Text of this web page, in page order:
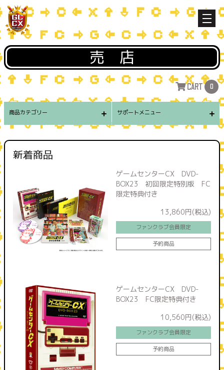
売店
CART 0
商品カテゴリー サポートメニュー
新着商品
ゲームセンターCX DVD-
BOX23 初回限定特別版 FC
限定特典付き
13,860円(税込)
ファンクラブ会員限定
予約商品
ゲームセンターCX DVD-
BOX23 FC限定特典付き
10,560円(税込)
ファンクラブ会員限定
予約商品